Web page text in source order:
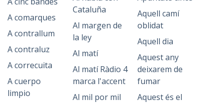
A comarques
A contrallum
A contraluz
A correcuita
A cuerpo
limpio
Cataluña
Al margen de
la ley
Al matí
Al matí Ràdio 4
marca l'accent
Al mil por mil
Aquell camí
oblidat
Aquell dia
Aquest any
deixarem de
fumar
Aquest és el